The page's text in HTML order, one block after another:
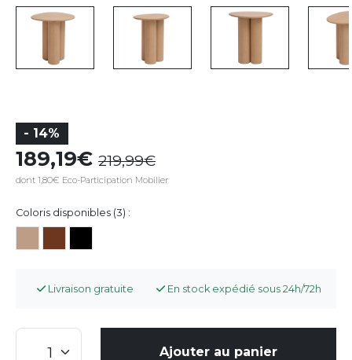
- 14%
189,19 219,99
dont 1,80€ Eco-Participation Mobilier
Coloris disponibles (3) :
Livraison gratuite En stock expédié sous 24h/72h
Ajouter au panier